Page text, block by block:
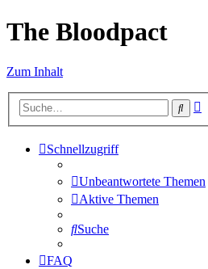
The Bloodpact
Zum Inhalt
Suche
Schnellzugriff
Unbeantwortete Themen
Aktive Themen
Suche
FAQ